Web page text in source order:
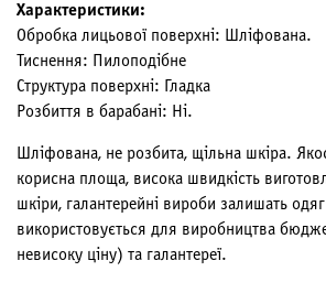
Характеристики:
Обробка лицьової поверхні: Шліфована.
Тиснення: Пилоподібне
Структура поверхні: Гладка
Розбиття в барабані: Ні.
Шліфована, не розбита, щільна шкіра.
корисна площа, висока швидкість
шкіри, галантерейні вироби залишать
використовується для виробництва
невисоку ціну) та галантереї.